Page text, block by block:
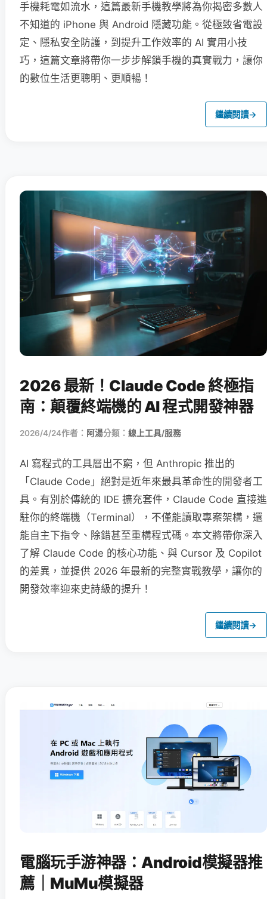
手機耗電如流水，這篇最新手機教學將為你揭密多數人
不知道的 iPhone 與 Android 隱藏功能。從極致省電設
定、隱私安全防護，到提升工作效率的 AI 實用小技
巧，這篇文章將帶你一步步解鎖手機的真實戰力，讓你
的數位生活更聰明、更順暢！
繼續閱讀→
2026 最新！Claude Code 終極指
南：顛覆終端機的 AI 程式開發神器
2026/4/24作者： 阿湯分類： 線上工具/服務
AI 寫程式的工具層出不窮，但 Anthropic 推出的
「Claude Code」絕對是近年來最具革命性的開發者工
具。有別於傳統的 IDE 擴充套件，Claude Code 直接進
駐你的終端機（Terminal），不僅能讀取專案架構，還
能自主下指令、除錯甚至重構程式碼。本文將帶你深入
了解 Claude Code 的核心功能、與 Cursor 及 Copilot
的差異，並提供 2026 年最新的完整實戰教學，讓你的
開發效率迎來史詩級的提升！
繼續閱讀→
電腦玩手游神器：Android模擬器推
薦｜MuMu模擬器